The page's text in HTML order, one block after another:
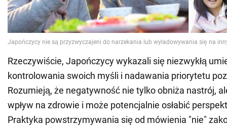
Rzeczywiście, Japończycy wykazali się niezwykłą
kontrolowania swoich myśli i nadawania priorytetu
Rozumieją, że negatywność nie tylko obniża nastrój,
wpływ na zdrowie i może potencjalnie osłabić
Praktyka powstrzymywania się od mówienia "nie"